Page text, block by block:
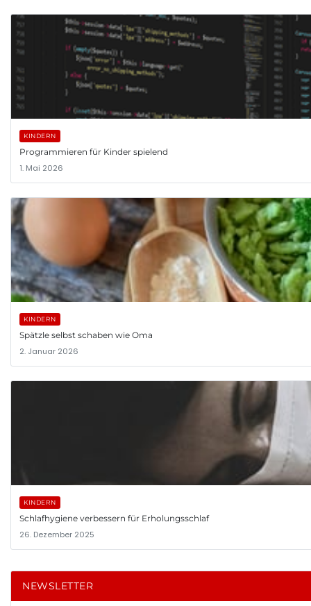
KINDERN
Programmieren für Kinder spielend
1. Mai 2026
KINDERN
Spätzle selbst schaben wie Oma
2. Januar 2026
KINDERN
Schlafhygiene verbessern für Erholungsschlaf
26. Dezember 2025
NEWSLETTER